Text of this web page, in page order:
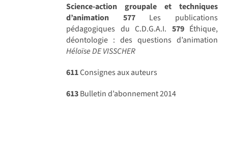
Science-action groupale et techniques
d’animation
577Les publications
pédagogiques du C.D.G.A.I. 579Éthique,
déontologie : des questions d’animation
Héloïse DE VISSCHER
611Consignes aux auteurs
613Bulletin d’abonnement 2014